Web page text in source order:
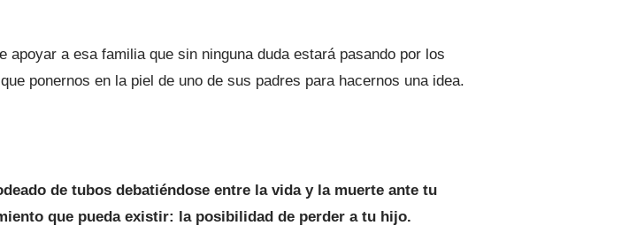
a esa familia que sin ninguna duda estará pasando por los
ponernos en la piel de uno de sus padres para hacernos una idea.
de tubos debatiéndose entre la vida y la muerte ante tu
que pueda existir: la posibilidad de perder a tu hijo.